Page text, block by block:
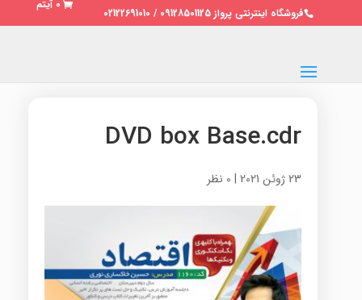
فروشگاه اینترنتی پرواز 09128501125 / 02122691010
0 آیتم
DVD box Base.cdr
23 ژوئن 2021 | 0 نظر